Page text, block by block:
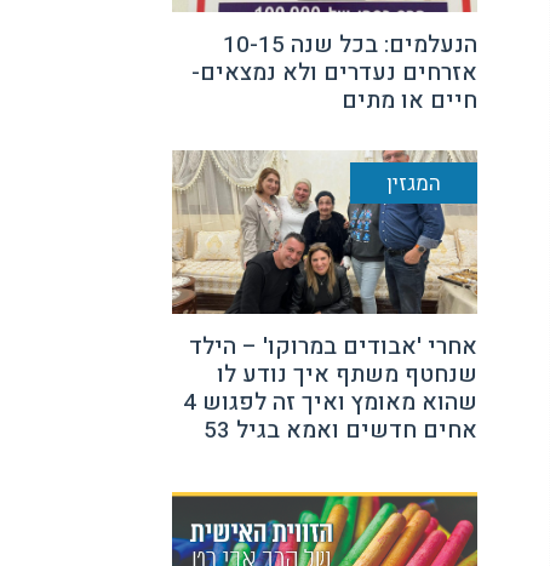
הנעלמים: בכל שנה 10-15
אזרחים נעדרים ולא נמצאים-
חיים או מתים
המגזין
אחרי 'אבודים במרוקו' – הילד
שנחטף משתף איך נודע לו
שהוא מאומץ ואיך זה לפגוש 4
אחים חדשים ואמא בגיל 53